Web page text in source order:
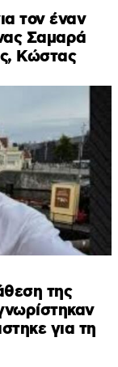
τον έναν
Σαμαρά
Κώστας
της
για τη